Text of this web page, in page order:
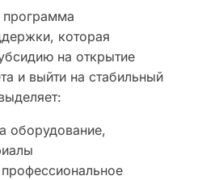
которая
на открытие
и выйти на стабильный
оборудование,